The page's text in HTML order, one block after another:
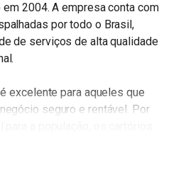
2004. A empresa conta com
por todo o Brasil,
de serviços de alta qualidade
excelente para aqueles que
seguro e rentável. Por
Além disso, a franquia Cartório
seus franqueados, desde o